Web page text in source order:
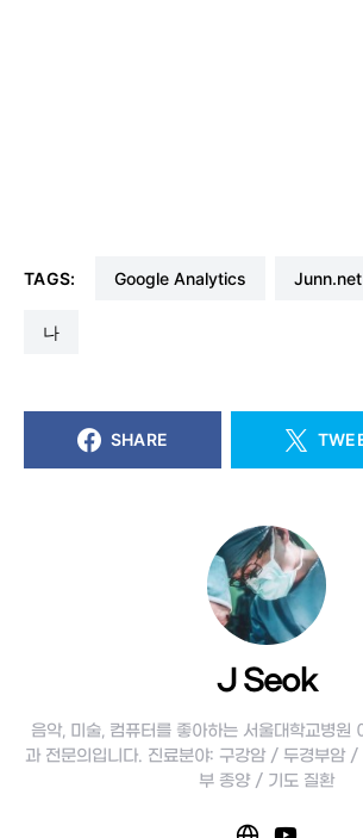
TAGS: Google Analytics junn.net
나
SHARE
J Seok
음악, 미술, 컴퓨터를 좋아하는 서울대학교병원
과 전문의입니다. 진료분야: 구강암 / 두경부암
부 종양 / 기도 질환